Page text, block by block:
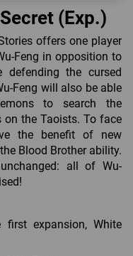
(Exp.)
offers one player
Feng in opposition to
defending the cursed
Feng will also be able
to search the
on the Taoists. To face
the benefit of new
Blood Brother ability.
all of Wu-
expansion, White